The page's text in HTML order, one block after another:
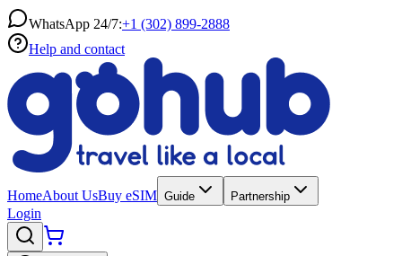
WhatsApp 24/7:+1 (302) 899-2888
Help and contact
HomeAbout UsBuy eSIM Guide Partnership
Login